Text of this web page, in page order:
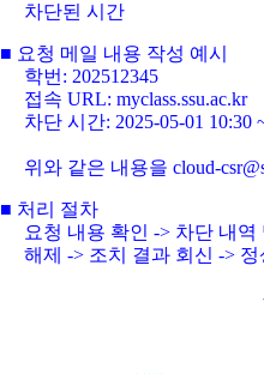
차단된 시간
■ 요청 메일 내용 작성 예시
학번: 202512345
접속 URL: myclass.ssu.ac.kr
차단 시간: 2025-05-01 10:30
위와 같은 내용을 cloud-
■ 처리 절차
요청 내용 확인 -> 차단 내
해제 -> 조치 결과 회신 ->